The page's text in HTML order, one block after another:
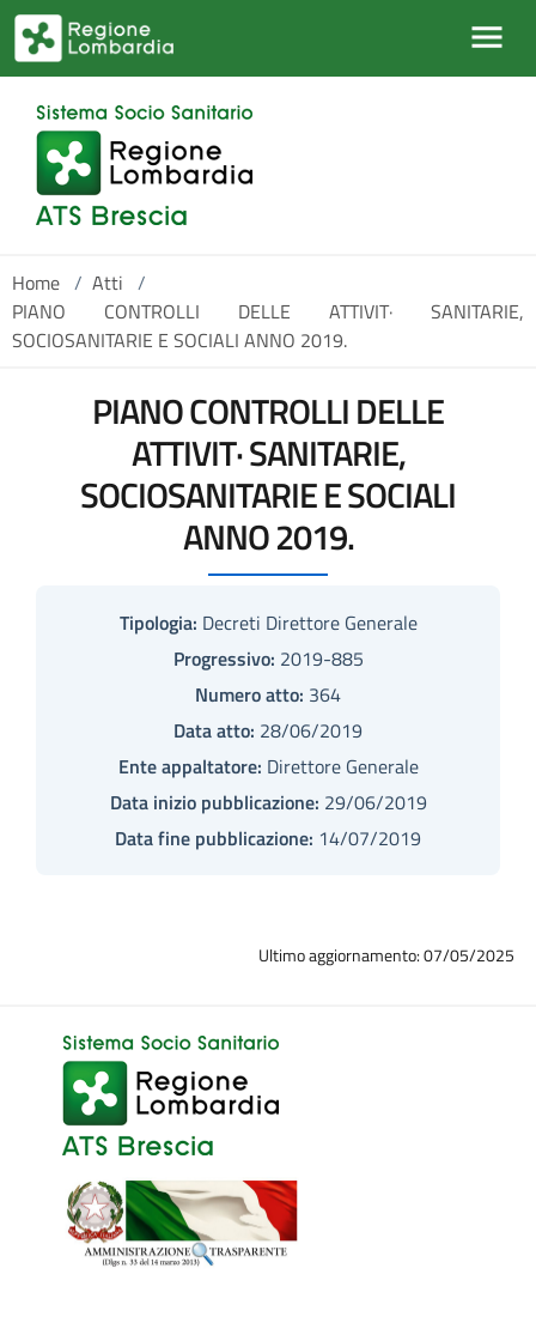
Salta al contenuto principale
Home / Atti /
PIANO CONTROLLI DELLE ATTIVIT· SANITARIE,
SOCIOSANITARIE E SOCIALI ANNO 2019.
PIANO CONTROLLI DELLE
ATTIVIT· SANITARIE,
SOCIOSANITARIE E SOCIALI
ANNO 2019.
Tipologia: Decreti Direttore Generale
Progressivo: 2019-885
Numero atto: 364
Data atto: 28/06/2019
Ente appaltatore: Direttore Generale
Data inizio pubblicazione: 29/06/2019
Data fine pubblicazione: 14/07/2019
Ultimo aggiornamento: 07/05/2025